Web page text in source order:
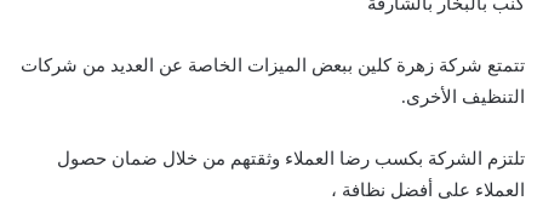
تتمتع شركة زهرة كلين ببعض الميزات الخاصة عن العديد من شركات
التنظيف الأخرى.
تلتزم الشركة بكسب رضا العملاء وثقتهم من خلال ضمان حصول
العملاء على أفضل نظافة ،